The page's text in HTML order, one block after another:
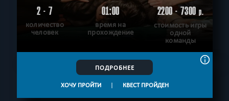
2 - 7
количество
человек
01:00
время на
прохождение
2200 - 7300р.
стоимость игры
одной
команды
ПОДРОБНЕЕ
ХОЧУ ПРОЙТИ | КВЕСТ ПРОЙДЕН